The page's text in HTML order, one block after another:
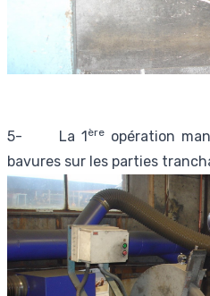
5- La 1èreopération
bavures sur les parties